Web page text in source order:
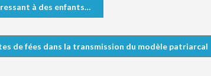
à des enfants…
de fées dans la transmission du modèle patriarcal